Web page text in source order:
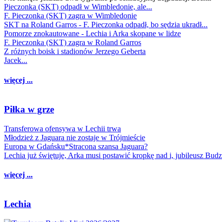
Pieczonka (SKT) odpadł w Wimbledonie, ale...
F. Pieczonka (SKT) zagra w Wimbledonie
SKT na Roland Garros - F. Pieczonka odpadł, bo sędzia ukradł...
Pomorze znokautowane - Lechia i Arka skopane w lidze
F. Pieczonka (SKT) zagra w Roland Garros
Z różnych boisk i stadionów Jerzego Geberta
Jacek...
więcej ...
Piłka w grze
Transferowa ofensywa w Lechii trwa
Młodzież z Jaguara nie zostaje w Trójmieście
Europa w Gdańsku*Stracona szansa Jaguara?
Lechia już świętuje, Arka musi postawić kropkę nad i, jubileusz
więcej ...
Lechia